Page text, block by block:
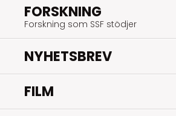
FORSKNING
Forskning som SSF stödjer
NYHETSBREV
FILM